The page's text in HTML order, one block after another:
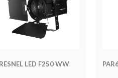
LED F250 WW